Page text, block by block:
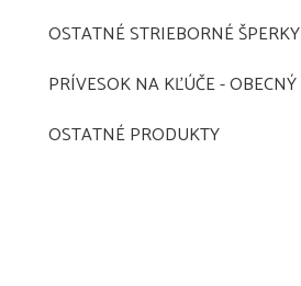
OSTATNÉ STRIEBORNÉ
PRÍVESOK NA KĽÚČE -
OSTATNÉ PRODUKTY